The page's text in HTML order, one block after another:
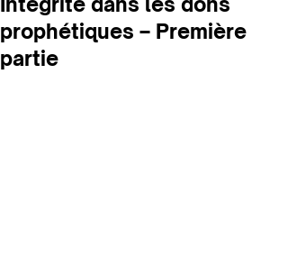
prophétiques – Première
partie